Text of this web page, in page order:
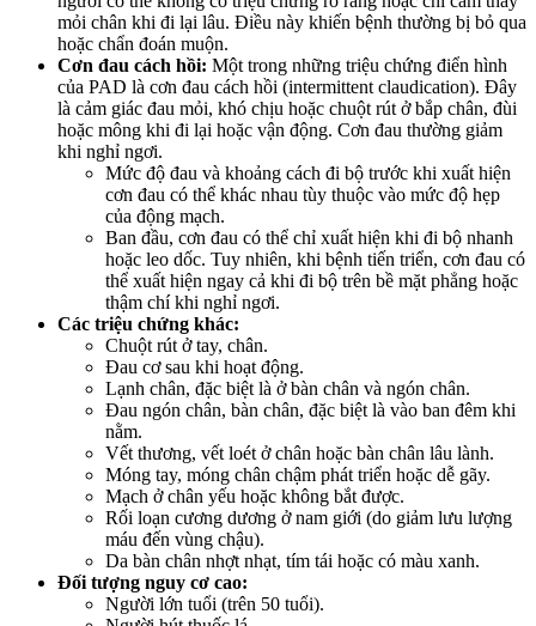
mỏi chân khi đi lại lâu. Điều này khiến bệnh thường bị bỏ qua
hoặc chẩn đoán muộn.
Cơn đau cách hồi: Một trong những triệu chứng điển hình
của PAD là cơn đau cách hồi (intermittent claudication). Đây
là cảm giác đau mỏi, khó chịu hoặc chuột rút ở bắp chân, đùi
hoặc mông khi đi lại hoặc vận động. Cơn đau thường giảm
khi nghỉ ngơi.
Mức độ đau và khoảng cách đi bộ trước khi xuất hiện
cơn đau có thể khác nhau tùy thuộc vào mức độ hẹp
của động mạch.
Ban đầu, cơn đau có thể chỉ xuất hiện khi đi bộ nhanh
hoặc leo dốc. Tuy nhiên, khi bệnh tiến triển, cơn đau có
thể xuất hiện ngay cả khi đi bộ trên bề mặt phẳng hoặc
thậm chí khi nghỉ ngơi.
Các triệu chứng khác:
Chuột rút ở tay, chân.
Đau cơ sau khi hoạt động.
Lạnh chân, đặc biệt là ở bàn chân và ngón chân.
Đau ngón chân, bàn chân, đặc biệt là vào ban đêm khi
nằm.
Vết thương, vết loét ở chân hoặc bàn chân lâu lành.
Móng tay, móng chân chậm phát triển hoặc dễ gãy.
Mạch ở chân yếu hoặc không bắt được.
Rối loạn cương dương ở nam giới (do giảm lưu lượng
máu đến vùng chậu).
Da bàn chân nhợt nhạt, tím tái hoặc có màu xanh.
Đối tượng nguy cơ cao:
Người lớn tuổi (trên 50 tuổi).